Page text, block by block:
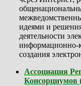
идеями и
деятельности
информационно-
создания
Ассоциация